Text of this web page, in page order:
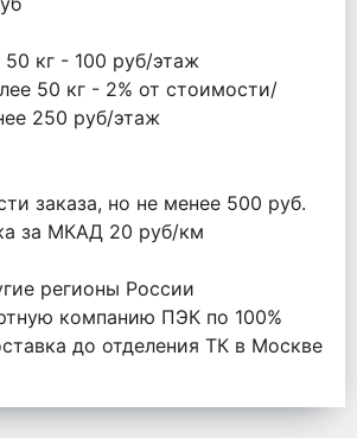
50 кг - 100 руб/этаж
50 кг - 2% от стоимости/
250 руб/этаж
заказа, но не менее 500 руб.
за МКАД 20 руб/км
регионы России
компанию ПЭК по 100%
до отделения ТК в Москве